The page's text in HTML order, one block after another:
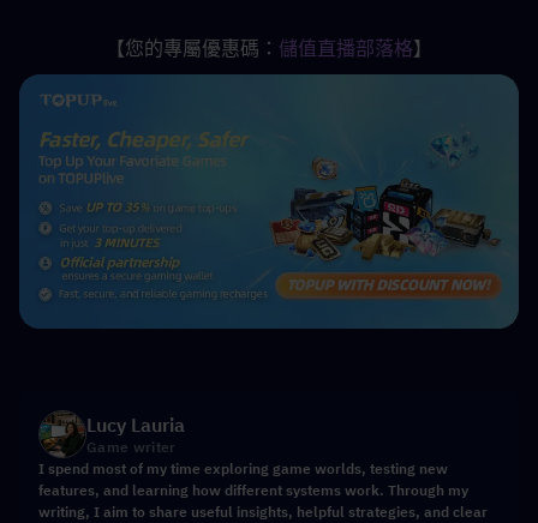
【您的專屬優惠碼： 儲值直播部落格】
Lucy Lauria
Game writer
I spend most of my time exploring game worlds, testing new
features, and learning how different systems work. Through my
writing, I aim to share useful insights, helpful strategies, and clear